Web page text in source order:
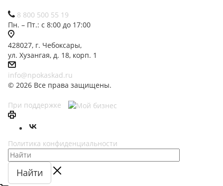
8 800 500 55 19
Пн. – Пт.: с 8:00 до 17:00
428027, г. Чебоксары,
ул. Хузангая, д. 18, корп. 1
info@npokaskad.ru
© 2026 Все права защищены.
При поддержке
Политика конфиденциальности
Найти